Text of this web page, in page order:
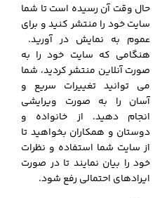
حال وقت آن رسیده است تا شما
سایت خود را منتشر کنید و برای
عموم به نمایش در آورید.
هنگامی که سایت خود را به
صورت آنلاین منتشر کردید، شما
می توانید تغییرات سریع و
آسان را به صورت ویرایشی
انجام دهید. از خانواده و
دوستان و همکاران بخواهید تا
از سایت شما استفاده و نظرات
خود را بیان نمایند تا در صورت
ایرادهای احتمالی رفع شود.